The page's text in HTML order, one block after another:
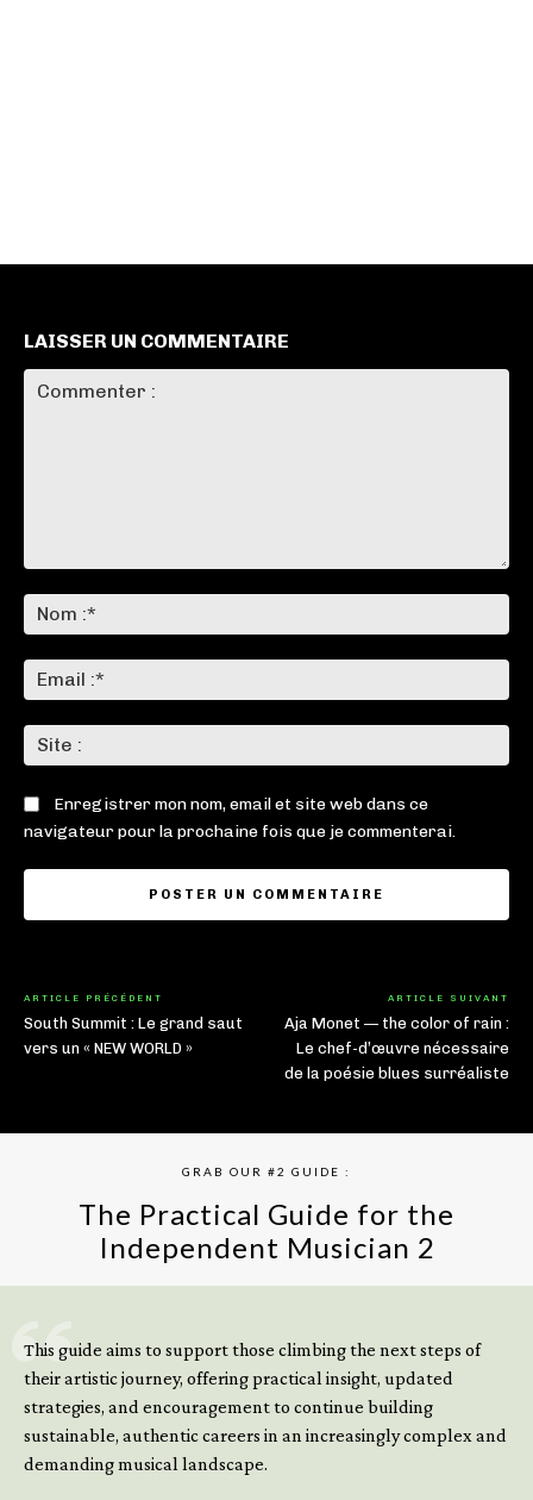
LAISSER UN COMMENTAIRE
:*
:*
:
Enregistrer mon nom, email et site web dans ce
navigateur pour la prochaine fois que je commenterai.
ARTICLE PRÉCÉDENT
South Summit : Le grand saut
vers un « NEW WORLD »
ARTICLE SUIVANT
Aja Monet — the color of rain :
Le chef-d’œuvre nécessaire
de la poésie blues surréaliste
GRAB OUR #2 GUIDE :
The Practical Guide for the
Independent Musician 2
This guide aims to support those climbing the next steps of
their artistic journey, offering practical insight, updated
strategies, and encouragement to continue building
sustainable, authentic careers in an increasingly complex and
demanding musical landscape.